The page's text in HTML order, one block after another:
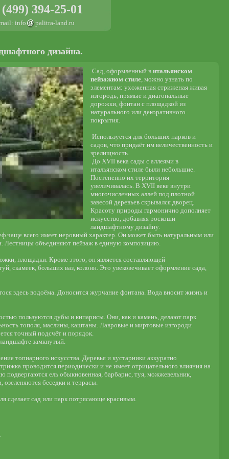
394-25-01
info palitra-land.ru
дизайна.
Сад, оформленный в итальянском
пейзажном стиле, можно узнать по
элементам: ухоженная стриженая живая
изгородь, прямые и диагональные
дорожки, фонтан с площадкой из
натурального или декоративного
покрытия.
Используется для больших парков и
садов, что придаёт им величественность и
зрелищность.
До XVII века сады с аллеями в
итальянском стиле были небольшие.
Постепенно их территория
увеличивалась. В XVII веке внутри
многочисленных аллей под плотной
завесой деревьев скрывался дворец.
Красоту природы гармонично дополняет
искусство, добавляя роскоши
ландшафтному дизайну.
чаще всего имеет неровный характер. Он может быть натуральным или
Лестницы объединяют пейзаж в единую композицию.
площадки. Кроме этого, он является составляющей
скамеек, больших ваз, колонн. Это увековечивает оформление сада,
здесь водоёма. Доносится журчание фонтана. Вода вносит жизнь и
пользуются дубы и кипарисы. Они, как и камень, делают парк
тополя, маслины, каштаны. Лавровые и миртовые изгороди
точный подсчёт и порядок.
замкнутый.
топиарного искусства. Деревья и кустарники аккуратно
проводится периодически и не имеет отрицательного влияния на
подвергаются ель обыкновенная, барбарис, туя, можжевельник,
беседки и террасы.
сделает сад или парк потрясающе красивым.